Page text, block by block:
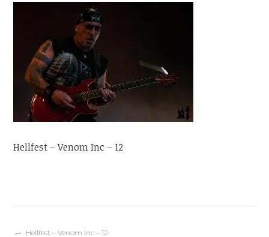
Hellfest – Venom Inc – 12
Hellfest – Venom Inc – 12